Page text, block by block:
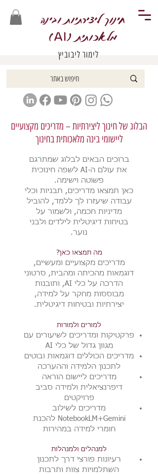
חינוך ליצירתיות ובינה
מלאכותית (AI
)
לימור ליבוביץ
הבלוג של חינוך ליצירתיות – מדריכים מקצועיים
ליישומי בינה מלאכותית בחינוך
ברוכים הבאים לבלוג שמתרגם
את עולם ה-AI לשפה חינוכית
פשוטה וישימה.
כאן תמצאו מדריכים, תבניות וכלי
עבודה שיעזרו לך ללמד, להוביל
מדיניות חכמה, ולשמור על
בטיחות דיגיטלית לילדים ולבני
נוער.
מה תמצאו כאן?
מדריכים מקצועיים ומעשיים,
דוגמאות מהכיתה ומהבית, סרטוני
הדרכה על כלי AI, ותובנות
מבוססות מחקר על למידה,
יצירתיות ובטיחות דיגיטלית.
למורים ולמורות
פרקטיקות ומדריכים לשיעורים עם
מגוון גדול של כלי AI
מדריכים הכוללים דוגמאות ובוטים
לתכנון הלמידה וההערכה
מדריכים ליישום הוראה
דיפרנציאלית ולמידה סביב
פרויקטים
מדריכים לשילוב
NotebookLM+Gemini להכנת
חומרי למידה במהירות
למנהלים ולמנהלות
רעיונות פורצי דרך לתכנון
השתלמויות צוות ותרבות